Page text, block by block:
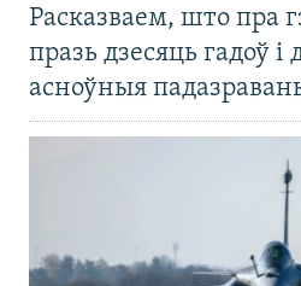
Расказваем, што пра
празь дзесяць гадоў і
асноўныя